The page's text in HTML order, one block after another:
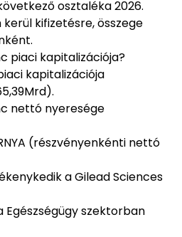
osztaléka 2026.
kifizetésre, összege
piaci kapitalizációja?
kapitalizációja
nettó nyeresége
(részvényenkénti nettó
a Gilead Sciences
Egészségügy szektorban